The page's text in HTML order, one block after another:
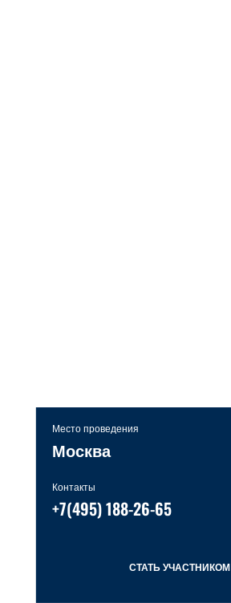
Место проведения
Москва
Контакты
+7(495) 188-26-65
СТАТЬ УЧАСТНИКОМ